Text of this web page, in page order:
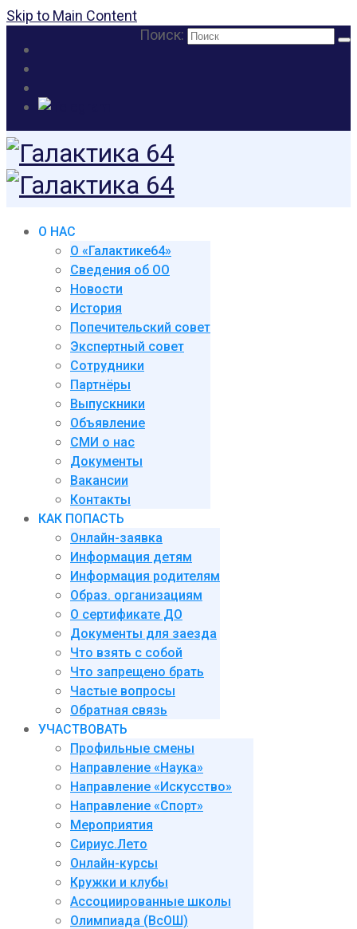
Skip to Main Content
Поиск:
О НАС
О «Галактике64»
Сведения об ОО
Новости
История
Попечительский совет
Экспертный совет
Сотрудники
Партнёры
Выпускники
Объявление
СМИ о нас
Документы
Вакансии
Контакты
КАК ПОПАСТЬ
Онлайн-заявка
Информация детям
Информация родителям
Образ. организациям
О сертификате ДО
Документы для заезда
Что взять с собой
Что запрещено брать
Частые вопросы
Обратная связь
УЧАСТВОВАТЬ
Профильные смены
Направление «Наука»
Направление «Искусство»
Направление «Спорт»
Мероприятия
Сириус.Лето
Онлайн-курсы
Кружки и клубы
Ассоциированные школы
Олимпиада (ВсОШ)